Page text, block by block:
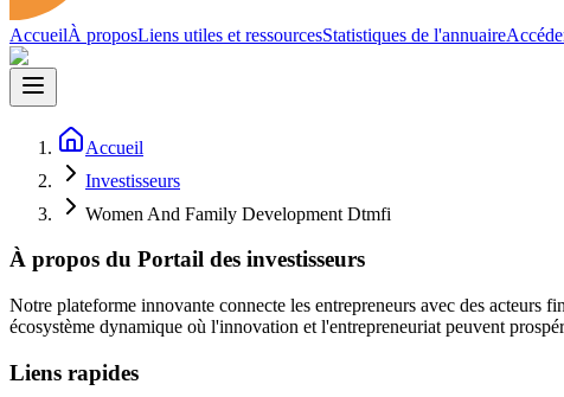
AccueilÀ proposLiens utiles et ressourcesStatistiques de l'annuaire
Accueil
Investisseurs
Women And Family Development Dtmfi
À propos du Portail des investisseurs
Notre plateforme innovante connecte les entrepreneurs avec des acteurs
écosystème dynamique où l'innovation et l'entrepreneuriat peuvent
Liens rapides